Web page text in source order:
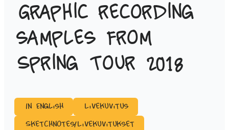
Graphic recording
samples from
Spring Tour 2018
In English
Livekuvitus
Sketchnotes/Livekuvitukset